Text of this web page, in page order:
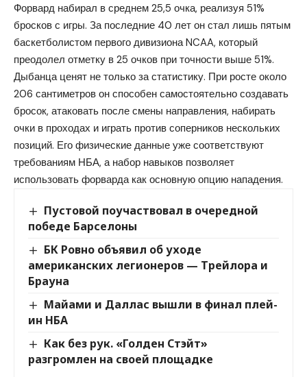
Форвард набирал в среднем 25,5 очка, реализуя 51%
бросков с игры. За последние 40 лет он стал лишь пятым
баскетболистом первого дивизиона NCAA, который
преодолел отметку в 25 очков при точности выше 51%.
Дыбанца ценят не только за статистику. При росте около
206 сантиметров он способен самостоятельно создавать
бросок, атаковать после смены направления, набирать
очки в проходах и играть против соперников нескольких
позиций. Его физические данные уже соответствуют
требованиям НБА, а набор навыков позволяет
использовать форварда как основную опцию нападения.
Пустовой поучаствовал в очередной
победе Барселоны
БК Ровно объявил об уходе
американских легионеров — Трейлора и
Брауна
Майами и Даллас вышли в финал плей-
ин НБА
Как без рук. «Голден Стэйт»
разгромлен на своей площадке